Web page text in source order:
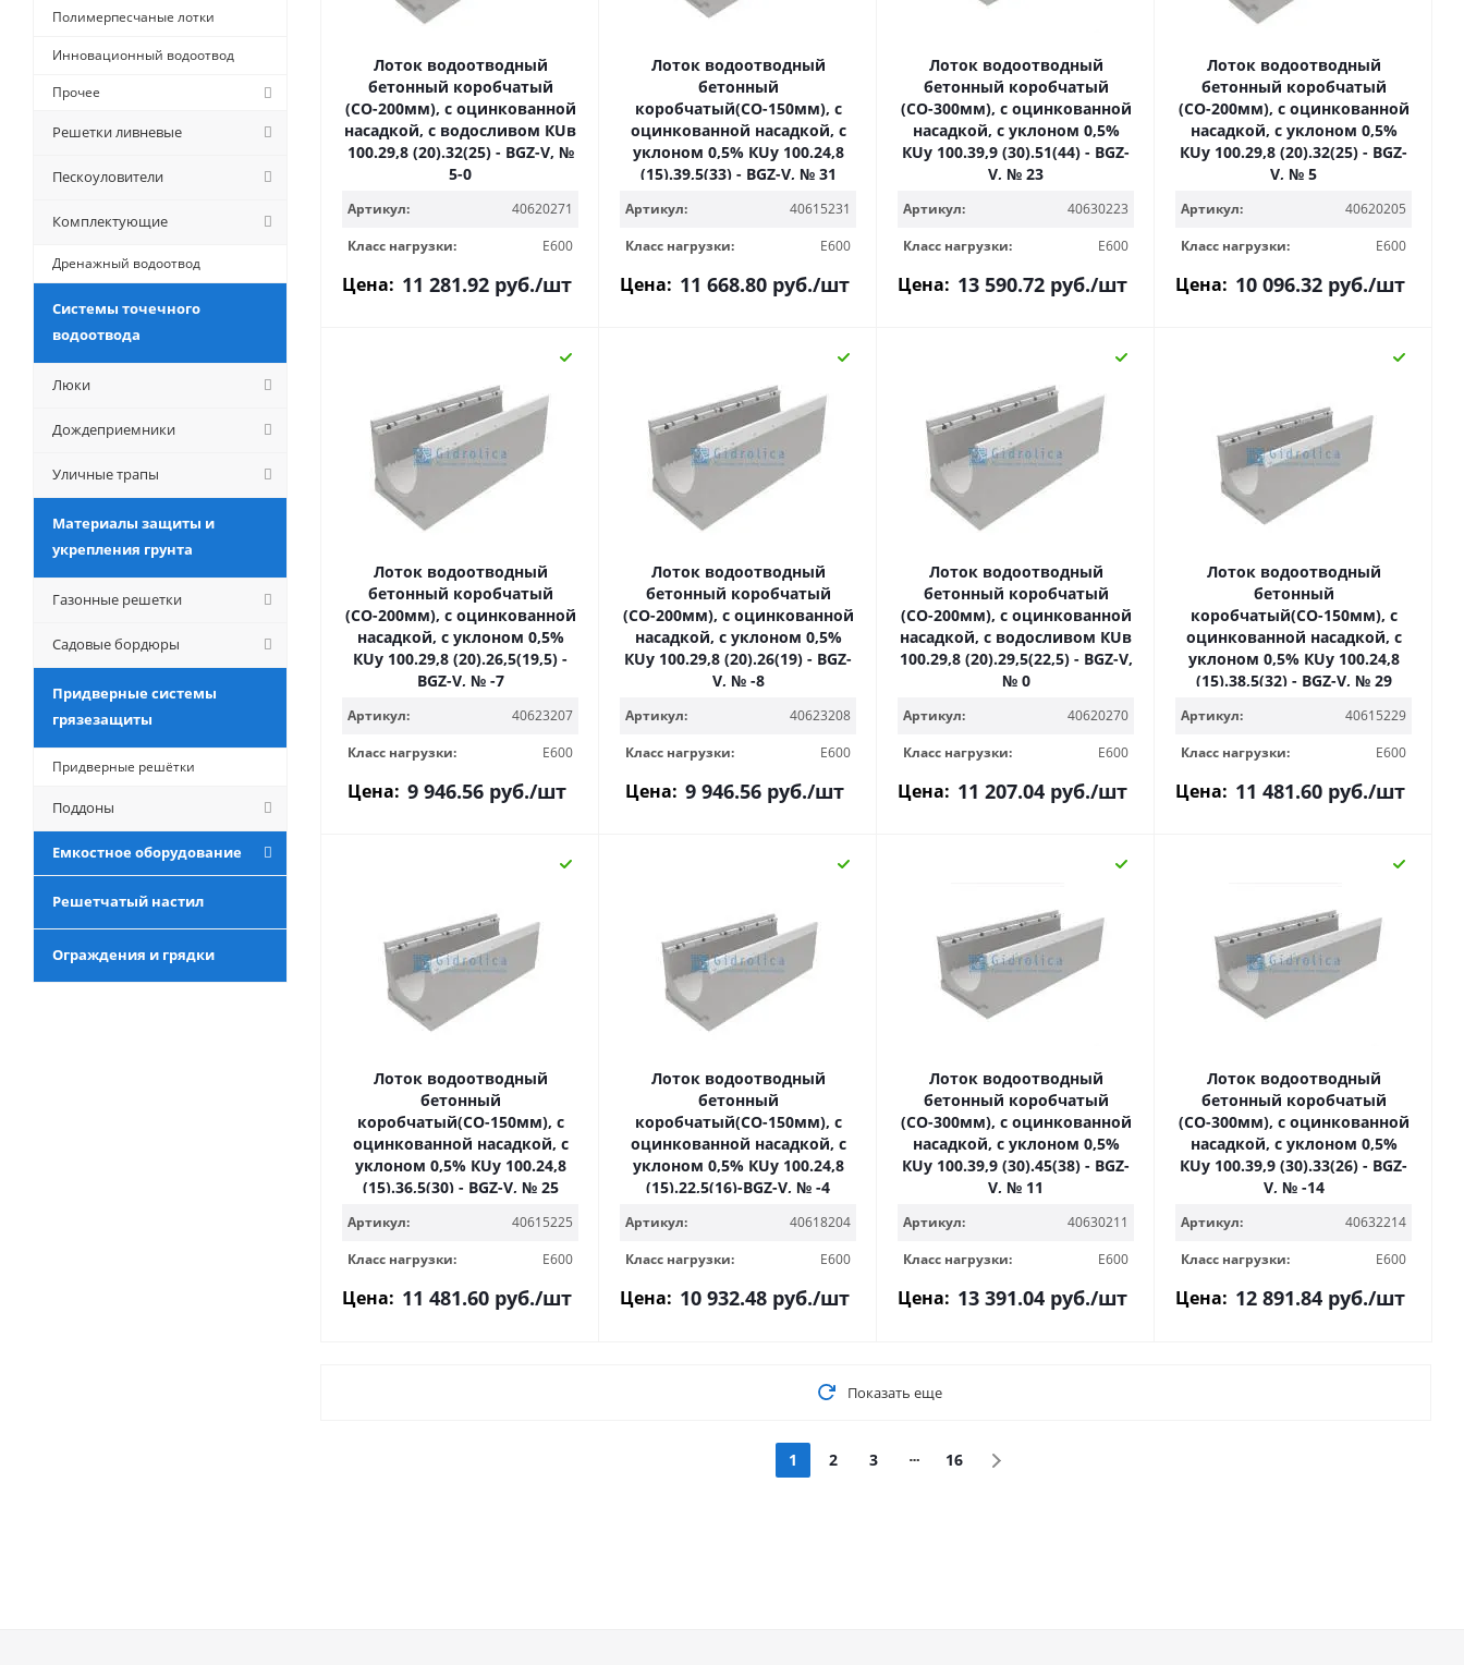
Лоток водоотводный
бетонный коробчатый
(СО-200мм), с оцинкованной
насадкой, с водосливом КUв
100.29,8 (20).32(25) - BGZ-V, №
5-0
Артикул:
40620271
Класс нагрузки:
E600
Цена: 11 281.92 руб./шт
Лоток водоотводный
бетонный
коробчатый(СО-150мм), с
оцинкованной насадкой, с
уклоном 0,5% КUу 100.24,8
(15).39,5(33) - BGZ-V, № 31
Артикул:
40615231
Класс нагрузки:
E600
Цена: 11 668.80 руб./шт
Лоток водоотводный
бетонный коробчатый
(СО-300мм), с оцинкованной
насадкой, с уклоном 0,5%
КUу 100.39,9 (30).51(44) - BGZ-
V, № 23
Артикул:
40630223
Класс нагрузки:
E600
Цена: 13 590.72 руб./шт
Лоток водоотводный
бетонный коробчатый
(СО-200мм), с оцинкованной
насадкой, с уклоном 0,5%
КUу 100.29,8 (20).32(25) - BGZ-
V, № 5
Артикул:
40620205
Класс нагрузки:
E600
Цена: 10 096.32 руб./шт
Лоток водоотводный
бетонный коробчатый
(СО-200мм), с оцинкованной
насадкой, с уклоном 0,5%
КUу 100.29,8 (20).26,5(19,5) -
BGZ-V, № -7
Артикул:
40623207
Класс нагрузки:
E600
Цена: 9 946.56руб./шт
Лоток водоотводный
бетонный коробчатый
(СО-200мм), с оцинкованной
насадкой, с уклоном 0,5%
КUу 100.29,8 (20).26(19) - BGZ-
V, № -8
Артикул:
40623208
Класс нагрузки:
E600
Цена: 9 946.56руб./шт
Лоток водоотводный
бетонный коробчатый
(СО-200мм), с оцинкованной
насадкой, с водосливом КUв
100.29,8 (20).29,5(22,5) - BGZ-V,
№ 0
Артикул:
40620270
Класс нагрузки:
E600
Цена: 11 207.04 руб./шт
Лоток водоотводный
бетонный
коробчатый(СО-150мм), с
оцинкованной насадкой, с
уклоном 0,5% КUу 100.24,8
(15).38,5(32) - BGZ-V, № 29
Артикул:
40615229
Класс нагрузки:
E600
Цена: 11 481.60 руб./шт
Лоток водоотводный
бетонный
коробчатый(СО-150мм), с
оцинкованной насадкой, с
уклоном 0,5% КUу 100.24,8
(15).36,5(30) - BGZ-V, № 25
Артикул:
40615225
Класс нагрузки:
E600
Цена: 11 481.60 руб./шт
Лоток водоотводный
бетонный
коробчатый(СО-150мм), с
оцинкованной насадкой, с
уклоном 0,5% КUу 100.24,8
(15).22,5(16)-BGZ-V, № -4
Артикул:
40618204
Класс нагрузки:
E600
Цена: 10 932.48 руб./шт
Лоток водоотводный
бетонный коробчатый
(СО-300мм), с оцинкованной
насадкой, с уклоном 0,5%
КUу 100.39,9 (30).45(38) - BGZ-
V, № 11
Артикул:
40630211
Класс нагрузки:
E600
Цена: 13 391.04 руб./шт
Лоток водоотводный
бетонный коробчатый
(СО-300мм), с оцинкованной
насадкой, с уклоном 0,5%
КUу 100.39,9 (30).33(26) - BGZ-
V, № -14
Артикул:
40632214
Класс нагрузки:
E600
Цена: 12 891.84 руб./шт
Показать еще
1 2 3 16
Полимерпесчаные лотки
Инновационный водоотвод
Прочее
Решетки ливневые
Пескоуловители
Комплектующие
Дренажный водоотвод
Системы точечного
водоотвода
Люки
Дождеприемники
Уличные трапы
Материалы защиты и
укрепления грунта
Газонные решетки
Садовые бордюры
Придверные системы
грязезащиты
Придверные решётки
Поддоны
Емкостное оборудование
Решетчатый настил
Ограждения и грядки